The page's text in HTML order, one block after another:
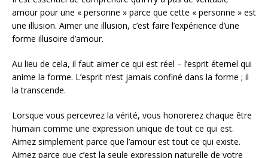
amour pour une « personne » parce que cette « personne » est
une illusion. Aimer une illusion, c’est faire l’expérience d’une
forme illusoire d’amour.
Au lieu de cela, il faut aimer ce qui est réel – l’esprit éternel qui
anime la forme. L’esprit n’est jamais confiné dans la forme ; il
la transcende.
Lorsque vous percevrez la vérité, vous honorerez chaque être
humain comme une expression unique de tout ce qui est.
Aimez simplement parce que l’amour est tout ce qui existe.
Aimez parce que c’est la seule expression naturelle de votre